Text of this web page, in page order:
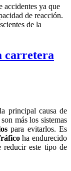
accidentes ya que
de reacción.
de la
carretera
principal causa de
más los sistemas
para evitarlos. Es
ha endurecido
reducir este tipo de